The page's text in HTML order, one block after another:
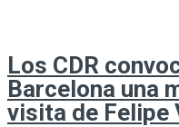
Los CDR
Barcelona una
visita de Felipe